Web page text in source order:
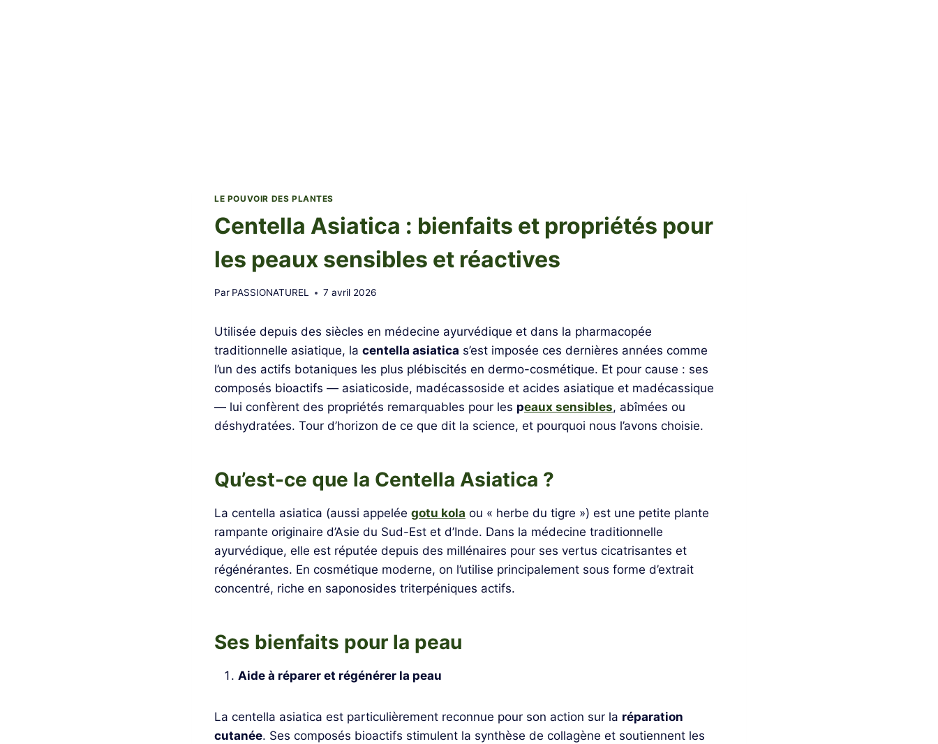
LE POUVOIR DES PLANTES
Centella Asiatica : bienfaits et propriétés pour
les peaux sensibles et réactives
Par PASSIONATUREL 7 avril 2026
Utilisée depuis des siècles en médecine ayurvédique et dans la pharmacopée
traditionnelle asiatique, la centella asiatica s’est imposée ces dernières années comme
l’un des actifs botaniques les plus plébiscités en dermo-cosmétique. Et pour cause : ses
composés bioactifs — asiaticoside, madécassoside et acides asiatique et madécassique
— lui confèrent des propriétés remarquables pour les peaux sensibles, abîmées ou
déshydratées. Tour d’horizon de ce que dit la science, et pourquoi nous l’avons choisie.
Qu’est-ce que la Centella Asiatica ?
La centella asiatica (aussi appelée gotu kola ou « herbe du tigre ») est une petite plante
rampante originaire d’Asie du Sud-Est et d’Inde. Dans la médecine traditionnelle
ayurvédique, elle est réputée depuis des millénaires pour ses vertus cicatrisantes et
régénérantes. En cosmétique moderne, on l’utilise principalement sous forme d’extrait
concentré, riche en saponosides triterpéniques actifs.
Ses bienfaits pour la peau
Aide à réparer et régénérer la peau
La centella asiatica est particulièrement reconnue pour son action sur la réparation
cutanée. Ses composés bioactifs stimulent la synthèse de collagène et soutiennent les